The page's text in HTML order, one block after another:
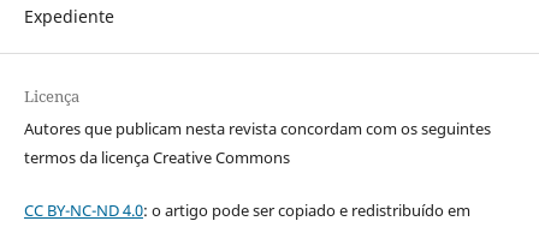
Expediente
Licença
Autores que publicam nesta revista concordam com os seguintes
termos da licença Creative Commons
CC BY-NC-ND 4.0: o artigo pode ser copiado e redistribuído em